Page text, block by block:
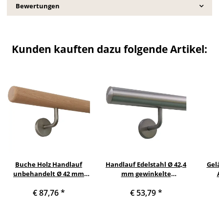
Bewertungen
Kunden kauften dazu folgende Artikel:
Buche Holz Handlauf
unbehandelt Ø 42 mm
Edelstahlhalter und
€ 87,76*
Handlauf Edelstahl Ø 42,4
mm gewinkelte
cm mit 2 Halter und leicht
€ 53,79*